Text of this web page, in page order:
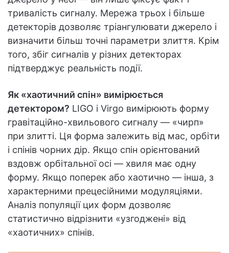
тривалість сигналу. Мережа трьох і більше
детекторів дозволяє тріангулювати джерело і
визначити більш точні параметри злиття. Крім
того, збіг сигналів у різних детекторах
підтверджує реальність події.
Як «хаотичний спін» вимірюється
детектором? LIGO і Virgo вимірюють форму
гравітаційно-хвильового сигналу — «чирп»
при злитті. Ця форма залежить від мас, орбіти
і спінів чорних дір. Якщо спін орієнтований
вздовж орбітальної осі — хвиля має одну
форму. Якщо поперек або хаотично — інша, з
характерними прецесійними модуляціями.
Аналіз популяції цих форм дозволяє
статистично відрізнити «узгоджені» від
«хаотичних» спінів.